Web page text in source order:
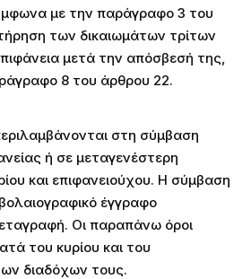
με την παράγραφο 3 του
των δικαιωμάτων τρίτων
μετά την απόσβεσή της,
8 του άρθρου 22.
στη σύμβαση
ή σε μεταγενέστερη
και επιφανειούχου. Η σύμβαση
έγγραφο
Οι παραπάνω όροι
του κυρίου και του
διαδόχων τους.